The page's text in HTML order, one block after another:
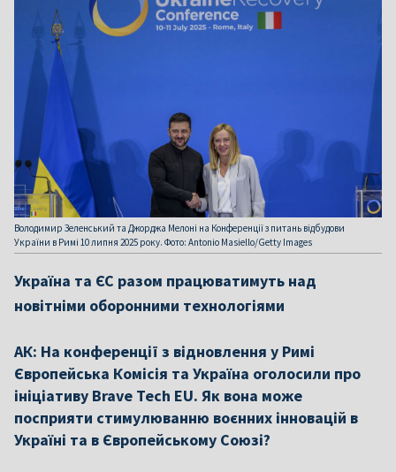
Володимир Зеленський та Джорджа Мелоні на Конференції з питань відбудови
України в Римі 10 липня 2025 року. Фото: Antonio Masiello/Getty Images
Україна та ЄС разом працюватимуть над
новітніми оборонними технологіями
АК: На конференції з відновлення у Римі
Європейська Комісія та Україна оголосили про
ініціативу Brave Tech EU. Як вона може
посприяти стимулюванню воєнних інновацій в
Україні та в Європейському Союзі?